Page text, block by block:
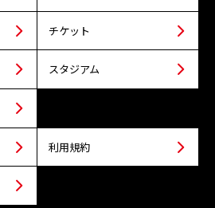
チケット
スタジアム
利用規約